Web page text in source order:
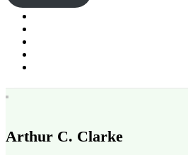
Arthur C. Clarke